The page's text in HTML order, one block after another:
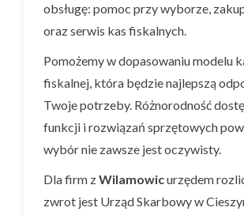
obsługę: pomoc przy wyborze,
oraz serwis kas fiskalnych.
Pomożemy w dopasowaniu modelu
fiskalnej, która będzie najlepszą
Twoje potrzeby. Różnorodność
funkcji i rozwiązań sprzętowych
wybór nie zawsze jest oczywisty.
Dla firm zWilamowicurzędem
zwrot jest Urząd Skarbowy w